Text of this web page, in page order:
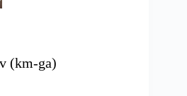
(km-ga)